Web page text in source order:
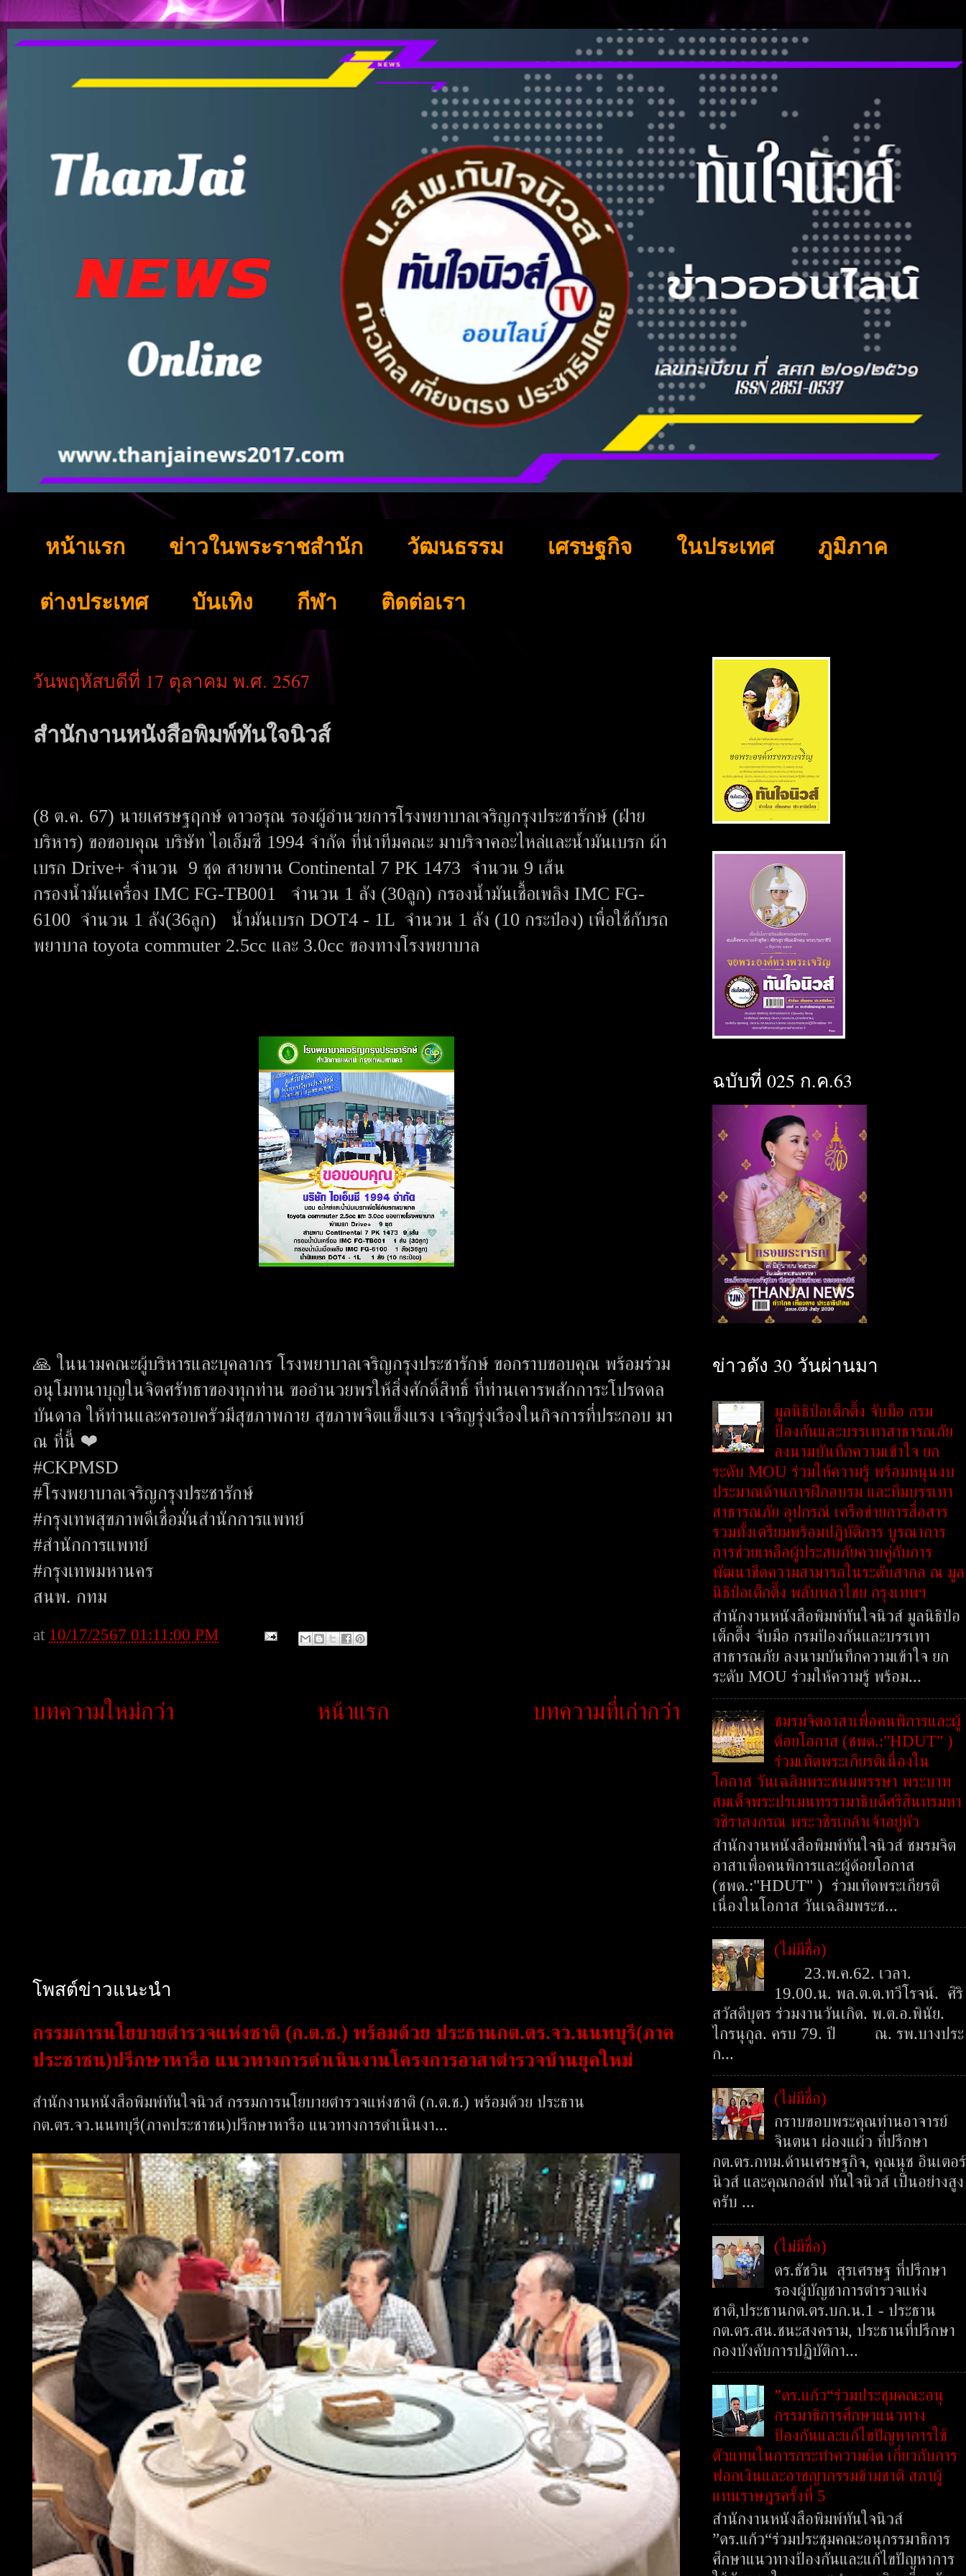
หน้าแรก ข่าวในพระราชสำนัก วัฒนธรรม เศรษฐกิจ ในประเทศ ภูมิภาค
ต่างประเทศ บันเทิง กีฬา ติดต่อเรา
วันพฤหัสบดีที่ 17 ตุลาคม พ.ศ. 2567
สำนักงานหนังสือพิมพ์ทันใจนิวส์
(8 ต.ค. 67) นายเศรษฐฤกษ์ ดาวอรุณ รองผู้อำนวยการโรงพยาบาลเจริญกรุงประชารักษ์ (ฝ่าย
บริหาร) ขอขอบคุณ บริษัท ไอเอ็มซี 1994 จำกัด ที่นำทีมคณะ มาบริจาคอะไหล่และน้ำมันเบรก ผ้า
เบรก Drive+ จำนวน 9 ชุด สายพาน Continental 7 PK 1473 จำนวน 9 เส้น
กรองน้ำมันเครื่อง IMC FG-TB001 จำนวน 1 ลัง (30ลูก) กรองน้ำมันเชื้อเพลิง IMC FG-
6100 จำนวน 1 ลัง(36ลูก) น้ำมันเบรก DOT4 - 1L จำนวน 1 ลัง (10 กระป๋อง) เพื่อใช้กับรถ
พยาบาล toyota commuter 2.5cc และ 3.0cc ของทางโรงพยาบาล
🙏 ในนามคณะผู้บริหารและบุคลากร โรงพยาบาลเจริญกรุงประชารักษ์ ขอกราบขอบคุณ พร้อมร่วม
อนุโมทนาบุญในจิตศรัทธาของทุกท่าน ขออำนวยพรให้สิ่งศักดิ์สิทธิ์ ที่ท่านเคารพสักการะโปรดดล
บันดาล ให้ท่านและครอบครัวมีสุขภาพกาย สุขภาพจิตแข็งแรง เจริญรุ่งเรืองในกิจการที่ประกอบ มา
ณ ที่นี้ ❤
#CKPMSD
#โรงพยาบาลเจริญกรุงประชารักษ์
#กรุงเทพสุขภาพดีเชื่อมั่นสำนักการแพทย์
#สำนักการแพทย์
#กรุงเทพมหานคร
สนพ. กทม
at 10/17/2567 01:11:00 PM
บทความใหม่กว่า บทความที่เก่ากว่า
หน้าแรก
โพสต์ข่าวแนะนำ
กรรมการนโยบายตำรวจแห่งชาติ (ก.ต.ช.) พร้อมด้วย ประธานกต.ตร.จว.นนทบุรี(ภาค
ประชาชน)ปรึกษาหารือ แนวทางการดำเนินงานโครงการอาสาตำรวจบ้านยุคใหม่
สำนักงานหนังสือพิมพ์ทันใจนิวส์ กรรมการนโยบายตำรวจแห่งชาติ (ก.ต.ช.) พร้อมด้วย ประธาน
กต.ตร.จว.นนทบุรี(ภาคประชาชน)ปรึกษาหารือ แนวทางการดำเนินงา...
ฉบับที่ 025 ก.ค.63
ข่าวดัง 30 วันผ่านมา
มูลนิธิป่อเต็กตึ๊ง จับมือ กรม
ป้องกันและบรรเทาสาธารณภัย
ลงนามบันทึกความเข้าใจ ยก
ระดับ MOU ร่วมให้ความรู้ พร้อมหนุนงบ
ประมาณด้านการฝึกอบรม และทีมบรรเทา
สาธารณภัย อุปกรณ์ เครือข่ายการสื่อสาร
รวมทั้งเตรียมพร้อมปฏิบัติการ บูรณาการ
การช่วยเหลือผู้ประสบภัยควบคู่กับการ
พัฒนาขีดความสามารถในระดับสากล ณ มูล
นิธิป่อเต็กตึ๊ง พลับพลาไชย กรุงเทพฯ
สำนักงานหนังสือพิมพ์ทันใจนิวส์ มูลนิธิป่อ
เต็กตึ๊ง จับมือ กรมป้องกันและบรรเทา
สาธารณภัย ลงนามบันทึกความเข้าใจ ยก
ระดับ MOU ร่วมให้ความรู้ พร้อม...
ชมรมจิตอาสาเพื่อคนพิการและผู้
ด้อยโอกาส (ชพด.:"HDUT" )
ร่วมเทิดพระเกียรติเนื่องใน
โอกาส วันเฉลิมพระชนมพรรษา พระบาท
สมเด็จพระปรเมนทรรามาธิบดีศรีสินทรมหา
วชิราลงกรณ พระวชิรเกล้าเจ้าอยู่หัว
สำนักงานหนังสือพิมพ์ทันใจนิวส์ ชมรมจิต
อาสาเพื่อคนพิการและผู้ด้อยโอกาส
(ชพด.:"HDUT" ) ร่วมเทิดพระเกียรติ
เนื่องในโอกาส วันเฉลิมพระช...
(ไม่มีชื่อ)
23.พ.ค.62. เวลา.
19.00.น. พล.ต.ต.ทวีโรจน์. ศิริ
สวัสดีบุตร ร่วมงานวันเกิด. พ.ต.อ.พินัย.
ไกรนุกูล. ครบ 79. ปี ณ. รพ.บางประ
ก...
(ไม่มีชื่อ)
กราบขอบพระคุณท่านอาจารย์
จินตนา ผ่องแผ้ว ที่ปรึกษา
กต.ตร.กทม.ด้านเศรษฐกิจ, คุณนุช อินเตอร์
นิวส์ และคุณกอล์ฟ ทันใจนิวส์ เป็นอย่างสูง
ครับ ...
(ไม่มีชื่อ)
ดร.ธัชวิน สุรเศรษฐ ที่ปรึกษา
รองผู้บัญชาการตำรวจแห่ง
ชาติ,ประธานกต.ตร.บก.น.1 - ประธาน
กต.ตร.สน.ชนะสงคราม, ประธานที่ปรึกษา
กองบังคับการปฏิบัติกา...
”ดร.แก้ว“ร่วมประชุมคณะอนุ
กรรมาธิการศึกษาแนวทาง
ป้องกันและแก้ไขปัญหาการใช้
ตัวแทนในการกระทำความผิด เกี่ยวกับการ
ฟอกเงินและอาชญากรรมข้ามชาติ สภาผู้
แทนราษฎรครั้งที่ 5
สำนักงานหนังสือพิมพ์ทันใจนิวส์
”ดร.แก้ว“ร่วมประชุมคณะอนุกรรมาธิการ
ศึกษาแนวทางป้องกันและแก้ไขปัญหาการ